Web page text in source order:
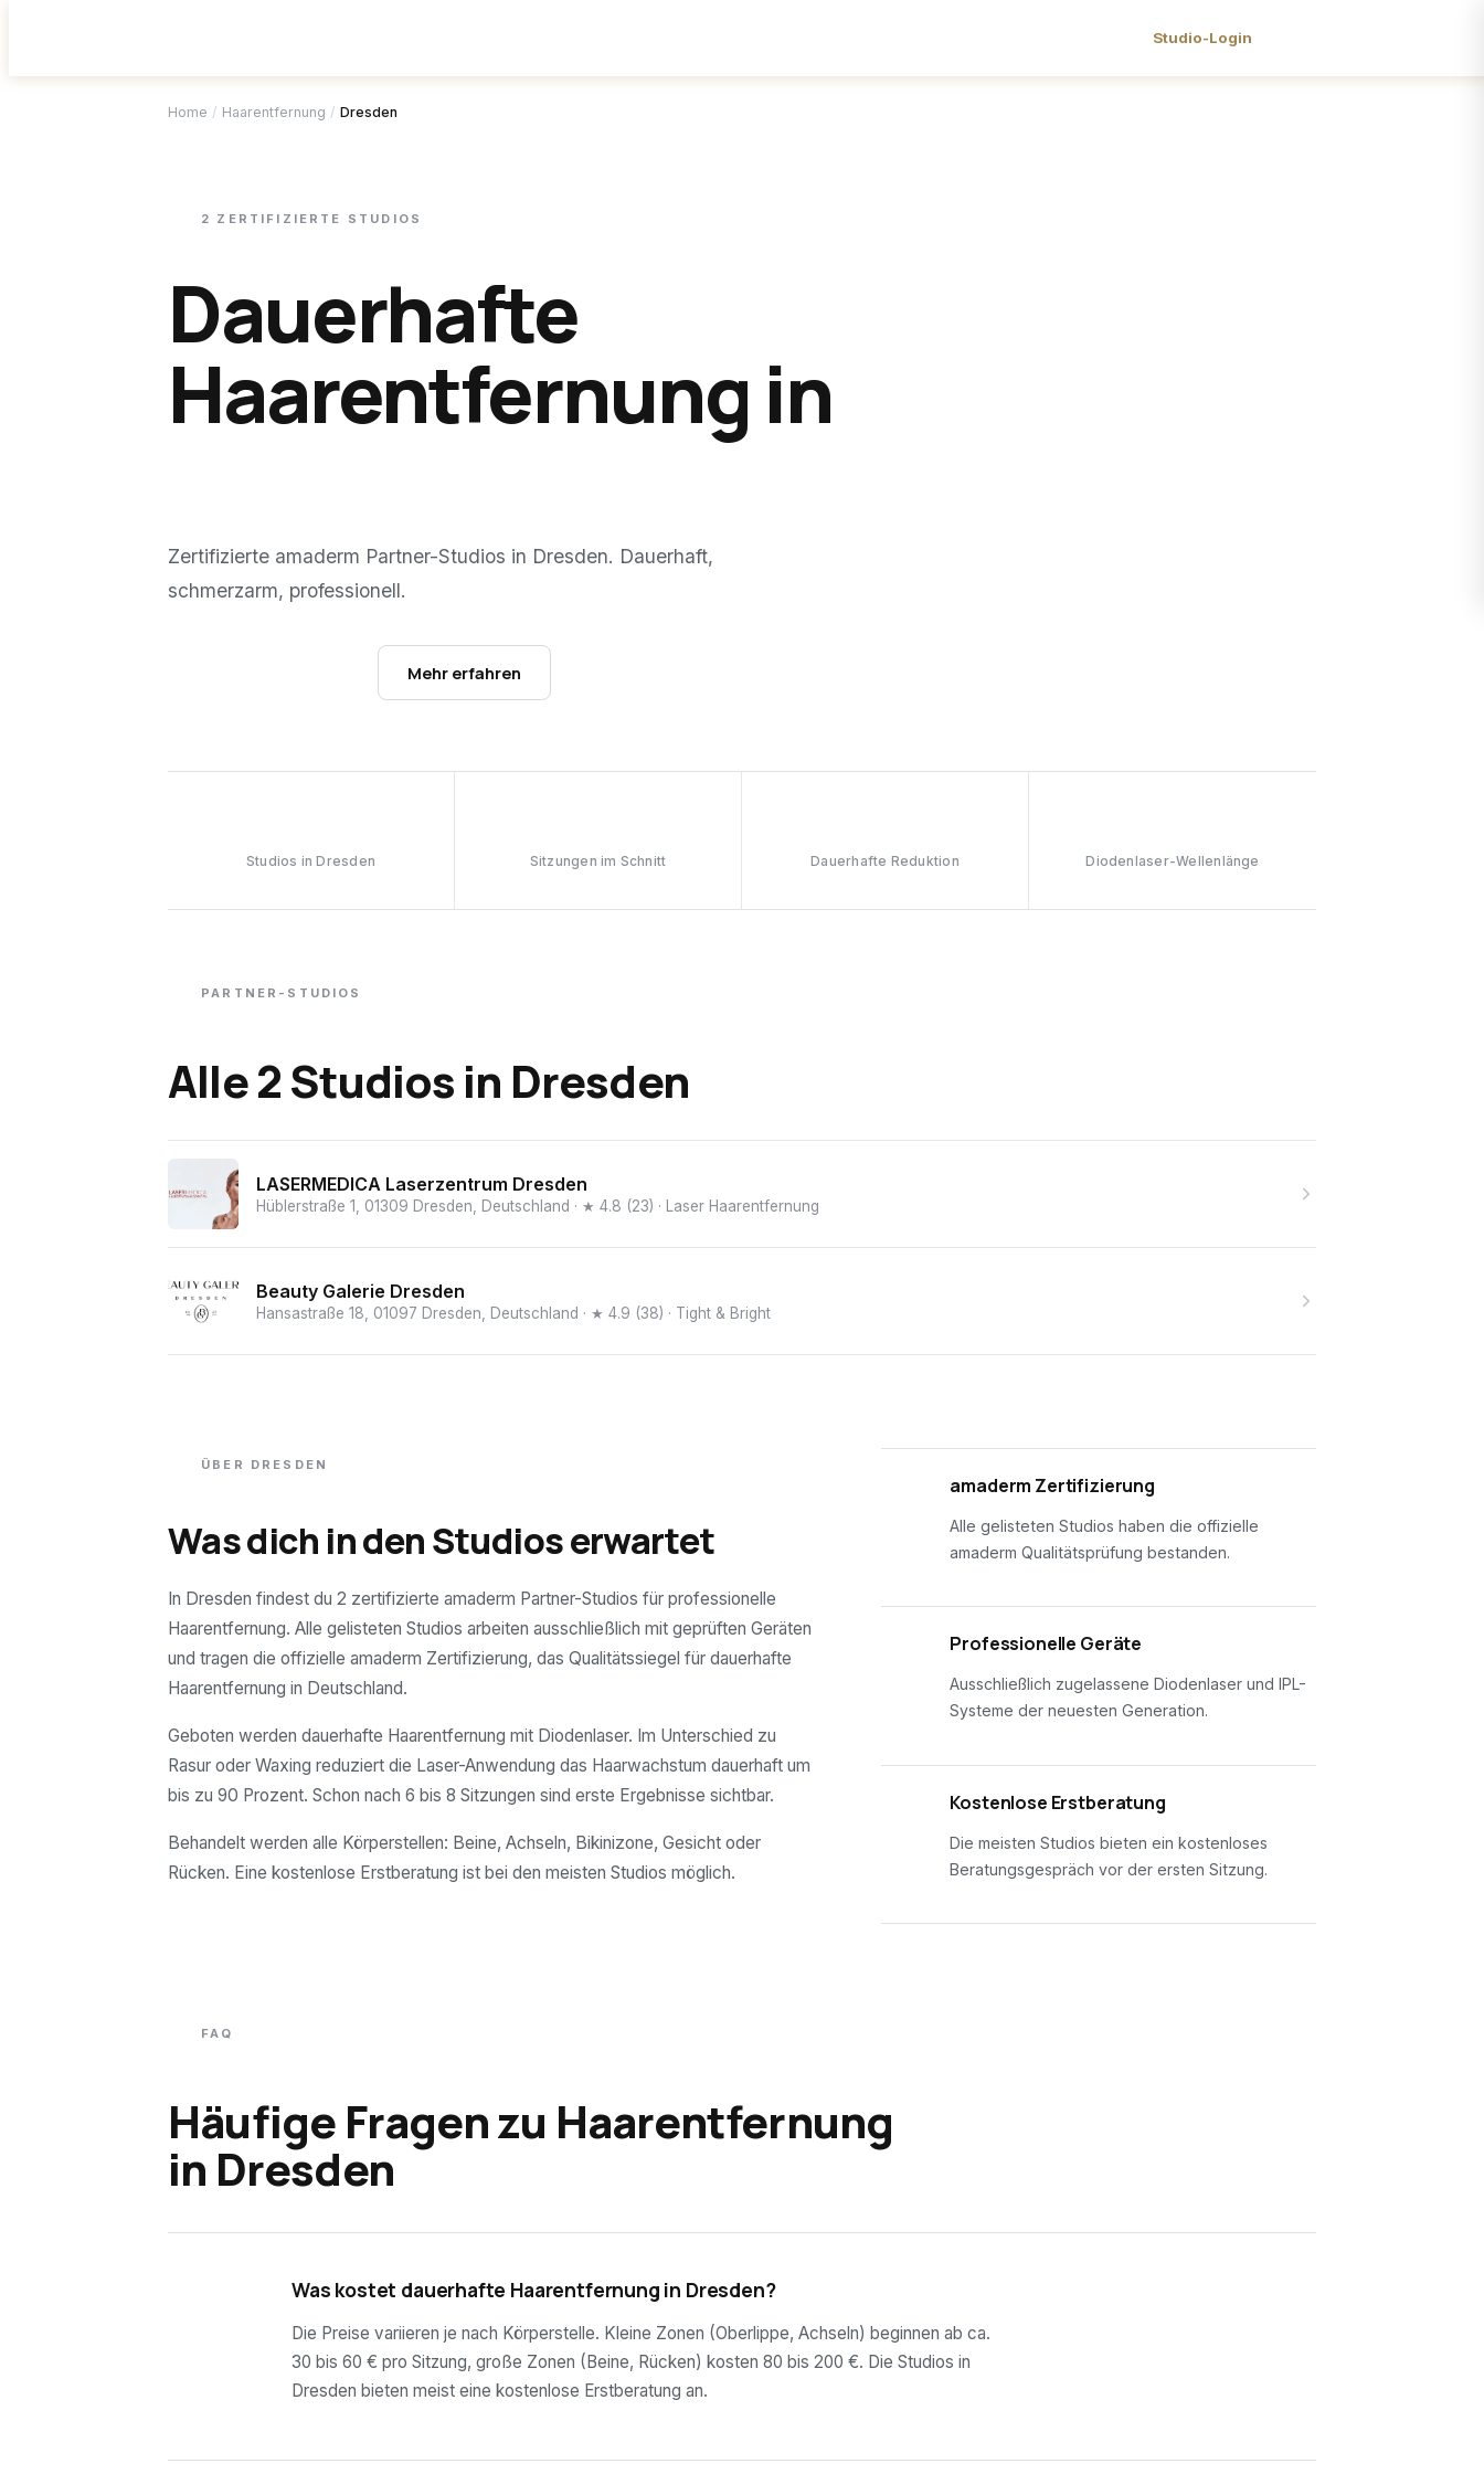
Studio-Login
Home / Haarentfernung / Dresden
2 ZERTIFIZIERTE STUDIOS
Dauerhafte
Haarentfernung in
Zertifizierte amaderm Partner-Studios in Dresden. Dauerhaft,
schmerzarm, professionell.
Mehr erfahren
Studios in Dresden Sitzungen im Schnitt Dauerhafte Reduktion Diodenlaser-Wellenlänge
PARTNER-STUDIOS
Alle 2 Studios in Dresden
LASERMEDICA Laserzentrum Dresden
Hüblerstraße 1, 01309 Dresden, Deutschland · ★ 4.8 (23) · Laser Haarentfernung
Beauty Galerie Dresden
Hansastraße 18, 01097 Dresden, Deutschland · ★ 4.9 (38) · Tight & Bright
ÜBER DRESDEN
Was dich in den Studios erwartet
In Dresden findest du 2 zertifizierte amaderm Partner-Studios für professionelle
Haarentfernung. Alle gelisteten Studios arbeiten ausschließlich mit geprüften Geräten
und tragen die offizielle amaderm Zertifizierung, das Qualitätssiegel für dauerhafte
Haarentfernung in Deutschland.
Geboten werden dauerhafte Haarentfernung mit Diodenlaser. Im Unterschied zu
Rasur oder Waxing reduziert die Laser-Anwendung das Haarwachstum dauerhaft um
bis zu 90 Prozent. Schon nach 6 bis 8 Sitzungen sind erste Ergebnisse sichtbar.
Behandelt werden alle Körperstellen: Beine, Achseln, Bikinizone, Gesicht oder
Rücken. Eine kostenlose Erstberatung ist bei den meisten Studios möglich.
amaderm Zertifizierung
Alle gelisteten Studios haben die offizielle
amaderm Qualitätsprüfung bestanden.
Professionelle Geräte
Ausschließlich zugelassene Diodenlaser und IPL-
Systeme der neuesten Generation.
Kostenlose Erstberatung
Die meisten Studios bieten ein kostenloses
Beratungsgespräch vor der ersten Sitzung.
FAQ
Häufige Fragen zu Haarentfernung
in Dresden
Was kostet dauerhafte Haarentfernung in Dresden?
Die Preise variieren je nach Körperstelle. Kleine Zonen (Oberlippe, Achseln) beginnen ab ca.
30 bis 60 € pro Sitzung, große Zonen (Beine, Rücken) kosten 80 bis 200 €. Die Studios in
Dresden bieten meist eine kostenlose Erstberatung an.